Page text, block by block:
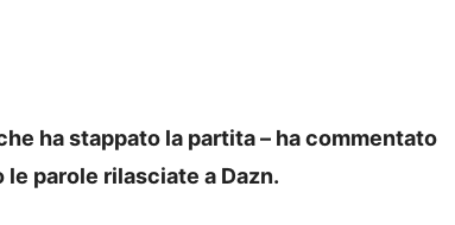
ha stappato la partita – ha commentato
parole rilasciate a Dazn.